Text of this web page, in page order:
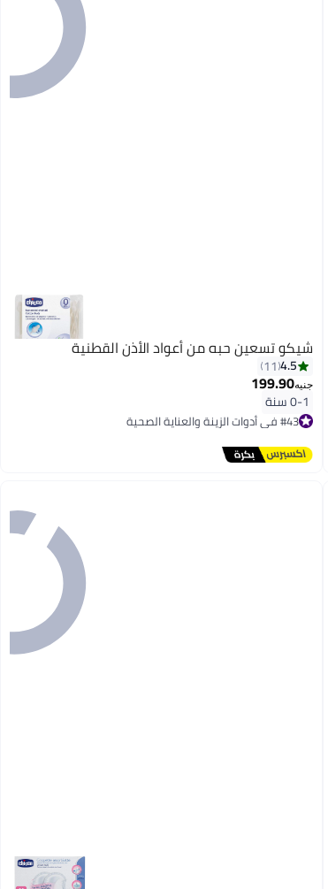
شيكو تسعين حبه من أعواد الأذن القطنية
4.5
11
جنيه199.90
0-1 سنة
#43 في أدوات الزينة والعناية الصحية
أقل سعر في 7 يوم
توصيل مجاني
تم بيع +10 مؤخرًا